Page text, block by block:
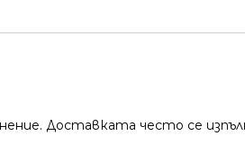
Доставката често се